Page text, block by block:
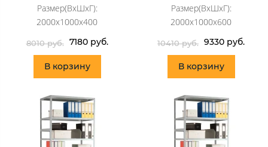
Размер(ВхШхГ):
2000x1000x400
8010 руб. 7180 руб.
В корзину
Размер(ВхШхГ):
2000x1000x600
10410 руб. 9330 руб.
В корзину